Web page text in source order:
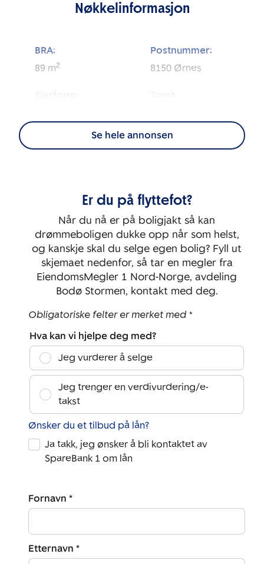
Nøkkelinformasjon
BRA:
89 m2
Postnummer:
8150 Ørnes
Energimerking:
BRA-i:
3
Rom:
3
Soverom:
2
Se hele annonsen
Er du på flyttefot?
Når du nå er på boligjakt så kan
drømmeboligen dukke opp når som helst,
og kanskje skal du selge egen bolig? Fyll ut
skjemaet nedenfor, så tar en megler fra
EiendomsMegler 1 Nord-Norge, avdeling
Bodø Stormen, kontakt med deg.
Obligatoriske felter er merket med *
Hva kan vi hjelpe deg med?
Jeg vurderer å selge
Jeg trenger en verdivurdering/e-
takst
Ønsker du et tilbud på lån?
Ja takk, jeg ønsker å bli kontaktet av
SpareBank 1 om lån
Fornavn *
Etternavn *